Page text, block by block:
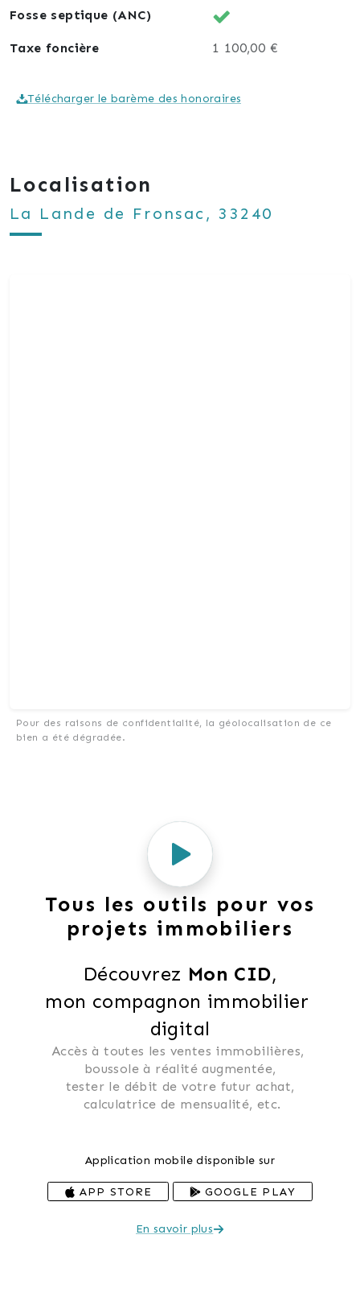
📞 Pour plus d’informations ou organiser une visite,
Laissez-vous charmer par le potentiel de cette
Fosse septique (ANC)
Taxe foncière 1 100,00 €
Télécharger le barème des honoraires
Localisation
La Lande de Fronsac, 33240
Pour des raisons de confidentialité, la géolocalisation de ce
bien a été dégradée.
Tous les outils pour vos
projets immobiliers
Découvrez Mon CID,
mon compagnon immobilier
digital
Accès à toutes les ventes immobilières,
boussole à réalité augmentée,
tester le débit de votre futur achat,
calculatrice de mensualité, etc.
Application mobile disponible sur
APP STORE GOOGLE PLAY
En savoir plus